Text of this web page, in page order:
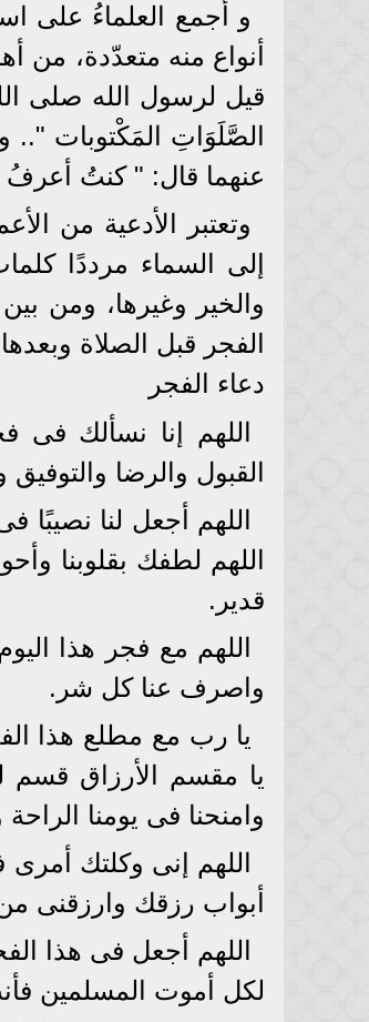
و أجمع العلماءُ على
أنواع منه متعدّدة، من
قيل لرسول الله صلى
الصَّلَوَاتِ المَكْتوبات
عنهما قال: " كنتُ أعرفُ
وتعتبر الأدعية من
إلى السماء مرددًا
والخير وغيرها، ومن
الفجر قبل الصلاة
دعاء الفجر
اللهم إنا نسألك فى
القبول والرضا والتوفيق
اللهم أجعل لنا نصيبًا
اللهم لطفك بقلوبنا
قدير.
اللهم مع فجر هذا
واصرف عنا كل شر.
يا رب مع مطلع هذا
يا مقسم الأرزاق قسم
وامنحنا فى يومنا
اللهم إنى وكلتك
أبواب رزقك وارزقنى
اللهم أجعل فى هذا
لكل أموت المسلمين